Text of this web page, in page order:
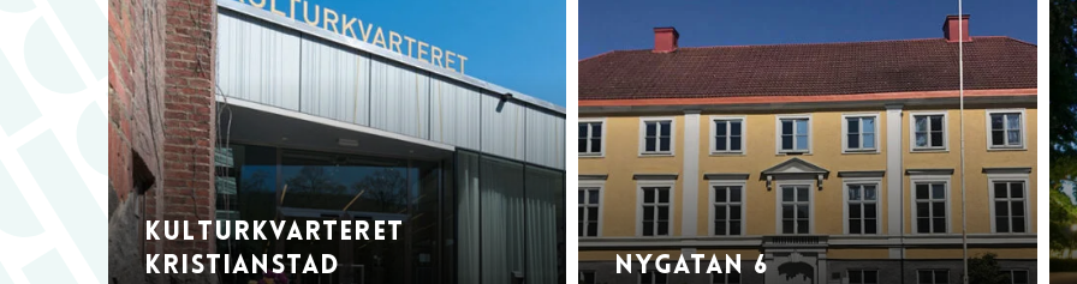
Kulturkvarteret
Kristianstad
Nygatan 6